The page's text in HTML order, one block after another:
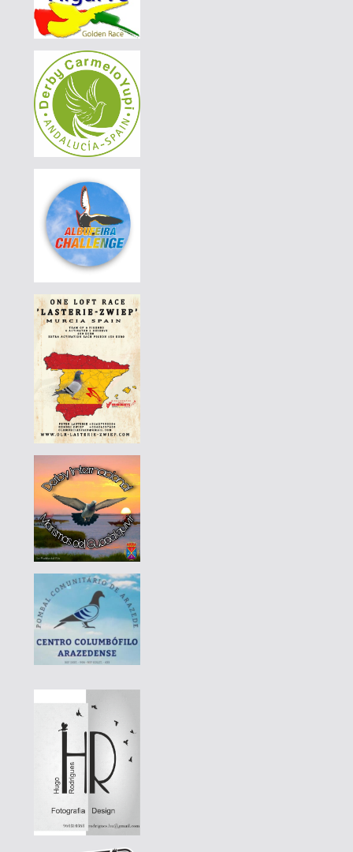
PT-6114262-26|55 EUR
DERBY BORRACHOS 2026 - 2A
PT-6365101-26|70 EUR
DERBY BORRACHOS 2026 - 2A
DE-25-01111-538|80 EUR
AGD WINTER RACE 2026 - 13A
DE-25-07364-1606 | 130 EUR
PT-6014577-26|90 EUR
DERBY BORRACHOS 2026 - 2B